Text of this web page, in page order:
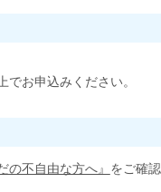
お申込みください。
の不自由な方へ』 をご確